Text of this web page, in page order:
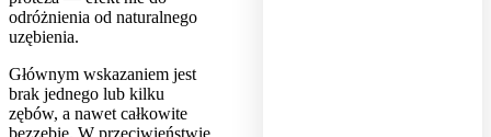
odróżnienia od naturalnego
uzębienia.
Głównym wskazaniem jest
brak jednego lub kilku
zębów, a nawet całkowite
bezzębie. W przeciwieństwie